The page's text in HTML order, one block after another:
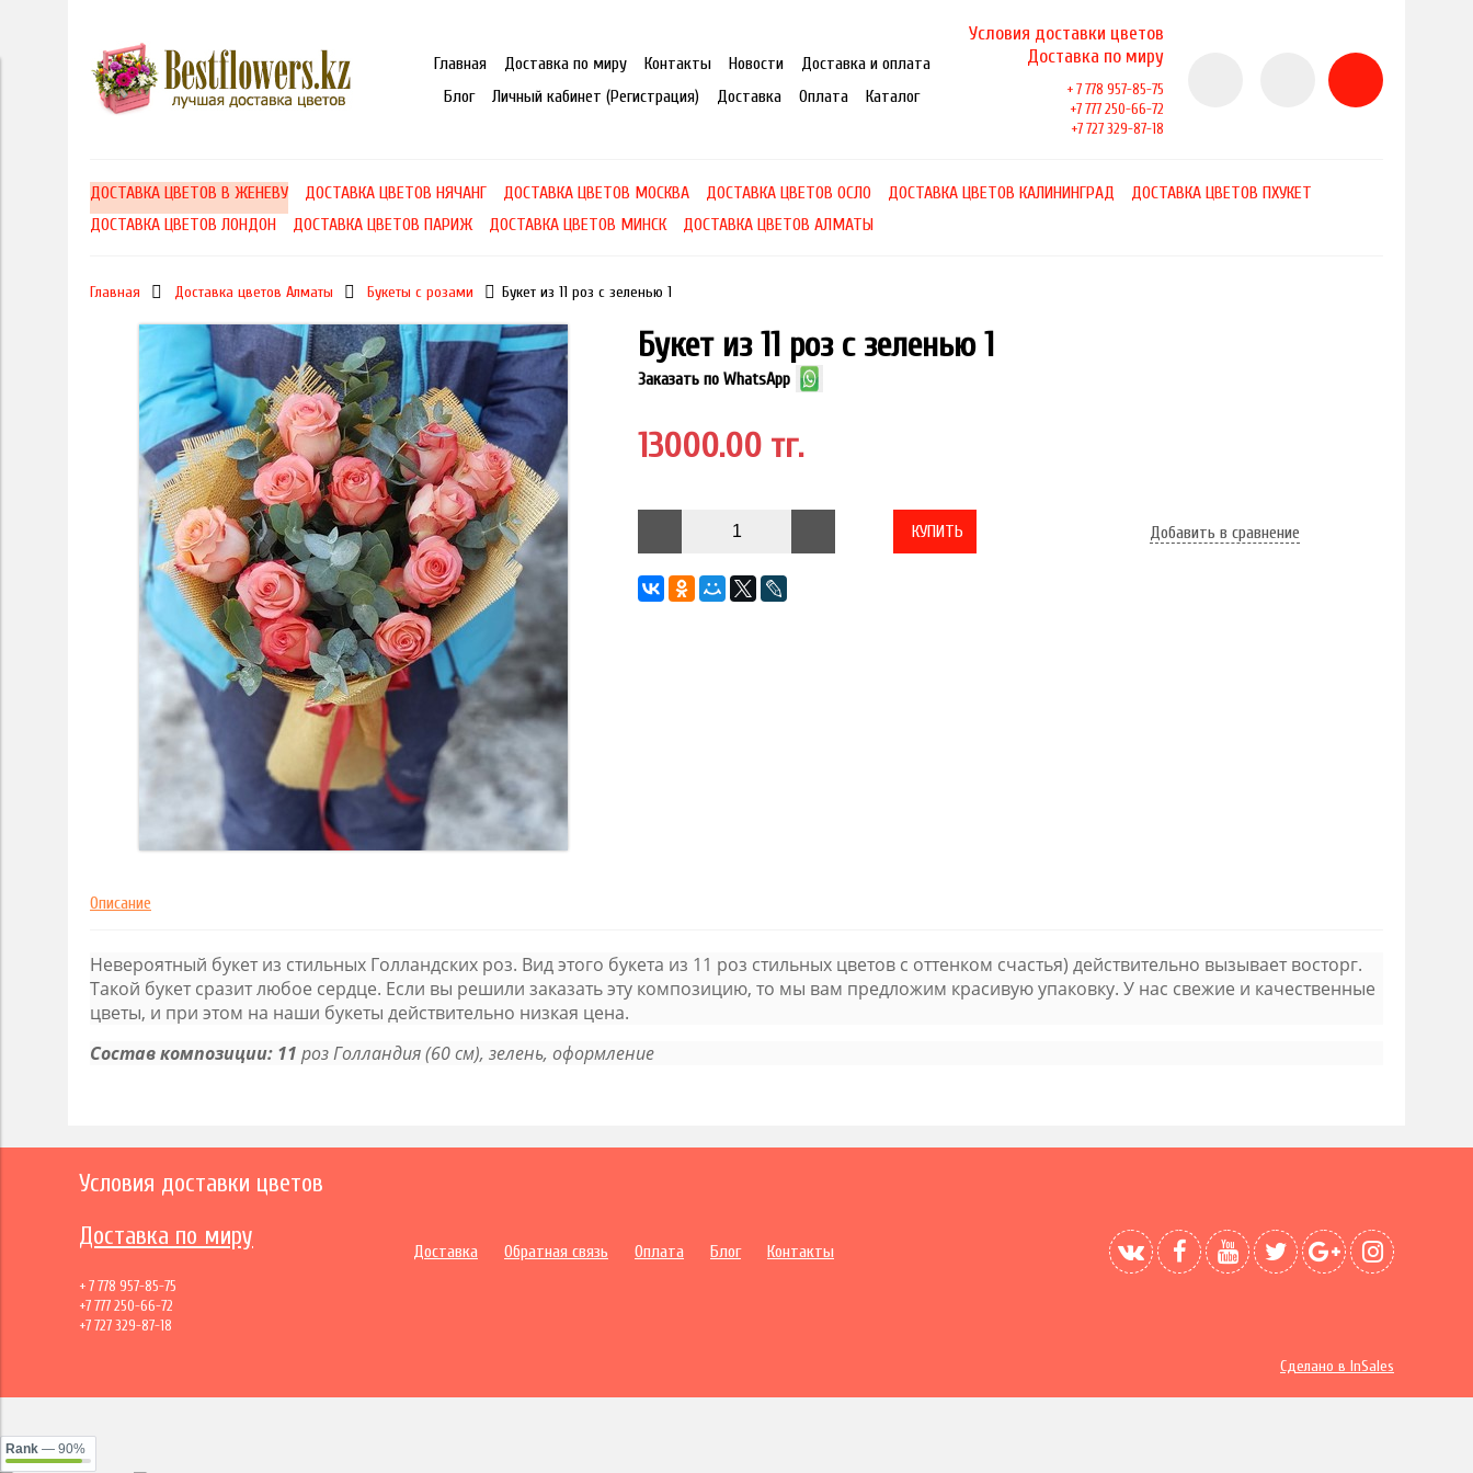
Главная Доставка по миру Контакты Новости
Доставка и оплата
Блог
Личный кабинет (Регистрация) Доставка Оплата Каталог
Условия доставки цветов
Доставка по миру
+ 7 778 957-85-75
+7 777 250-66-72
+7 727 329-87-18
ДОСТАВКА ЦВЕТОВ В ЖЕНЕВУ ДОСТАВКА ЦВЕТОВ НЯЧАНГ ДОСТАВКА ЦВЕТОВ МОСКВА ДОСТАВКА ЦВЕТОВ ОСЛО ДОСТАВКА ЦВЕТОВ КАЛИНИНГРАД
ДОСТАВКА ЦВЕТОВ ПХУКЕТ
ДОСТАВКА ЦВЕТОВ ЛОНДОН
ДОСТАВКА ЦВЕТОВ ПАРИЖ ДОСТАВКА ЦВЕТОВ МИНСК ДОСТАВКА ЦВЕТОВ АЛМАТЫ
Главная Доставка цветов Алматы Букеты с розами Букет из 11 роз с зеленью 1
Букет из 11 роз с зеленью 1
Заказать по WhatsApp
13000.00 тг.
КУПИТЬ Добавить в сравнение
Описание
Невероятный букет из стильных Голландских роз. Вид этого букета из 11 роз стильных цветов с оттенком счастья) действительно вызывает восторг.
Такой букет сразит любое сердце. Если вы решили заказать эту композицию, то мы вам предложим красивую упаковку. У нас свежие и качественные
цветы, и при этом на наши букеты действительно низкая цена.
Состав композиции: 11 роз Голландия (60 см), зелень, оформление
Условия доставки цветов
Доставка по миру
+ 7 778 957-85-75
+7 777 250-66-72
+7 727 329-87-18
Доставка Обратная связь Оплата Блог Контакты
Сделано в InSales
Rank — 90%